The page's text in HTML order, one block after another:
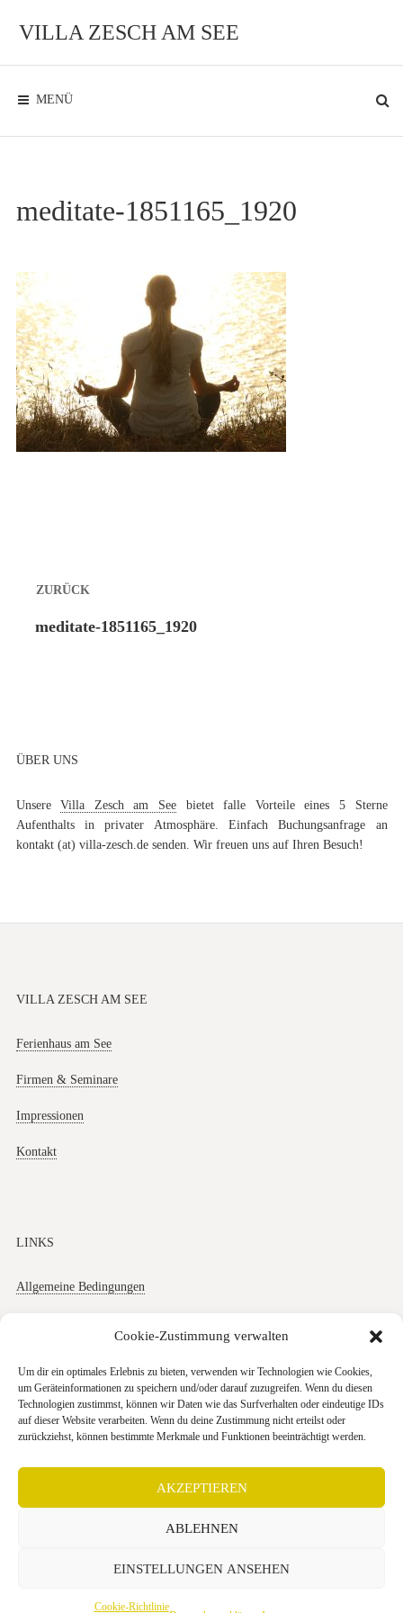
Cookie-Zustimmung verwalten
Um dir ein optimales Erlebnis zu bieten, verwenden wir Technologien wie Cookies,
um Geräteinformationen zu speichern und/oder darauf zuzugreifen. Wenn du diesen
Technologien zustimmst, können wir Daten wie das Surfverhalten oder eindeutige IDs
auf dieser Website verarbeiten. Wenn du deine Zustimmung nicht erteilst oder
zurückziehst, können bestimmte Merkmale und Funktionen beeinträchtigt werden.
AKZEPTIEREN
ABLEHNEN
EINSTELLUNGEN ANSEHEN
Cookie-Richtlinie
InhaltVILLA ZESCH AM SEE
Ambiente
See MENÜ
meditate-1851165_1920
ZURÜCK
Vorheriger
meditate-1851165_1920
ÜBER UNS
UnsereVilla Zesch am Seebietet falle Vorteile eines 5 Sterne
Aufenthalts in privater Atmosphäre. Einfach Buchungsanfrage an
kontakt (at) villa-zesch.de senden. Wir freuen uns auf Ihren Besuch!
VILLA ZESCH AM SEE
Ferienhaus am See
Firmen & Seminare
Impressionen
Kontakt
LINKS
Allgemeine Bedingungen
Cookies
Villa Zesch am See © 2026
+49 (0) 30 403 646 740